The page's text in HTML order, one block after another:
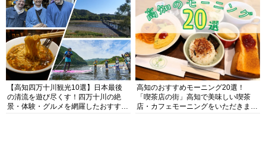
【高知四万十川観光10選】日本最後
の清流を遊び尽くす！四万十川の絶
景・体験・グルメを網羅したおすすめ
高知のおすすめモーニング20選！
「喫茶店の街」高知で美味しい喫茶
店・カフェモーニングをいただきま